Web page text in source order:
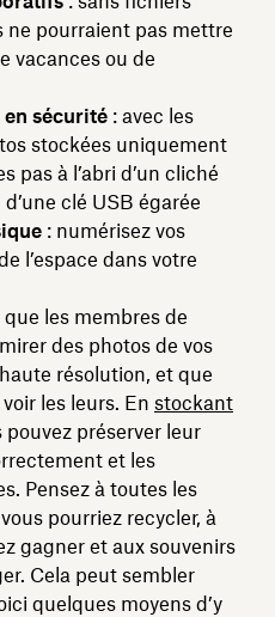
ne pourraient pas mettre
vacances ou de
sécurité : avec les
stockées uniquement
pas à l’abri d’un cliché
clé USB égarée
: numérisez vos
l’espace dans votre
les membres de
des photos de vos
résolution, et que
les leurs. En stockant
pouvez préserver leur
et les
Pensez à toutes les
pourriez recycler, à
gagner et aux souvenirs
Cela peut sembler
quelques moyens d’y